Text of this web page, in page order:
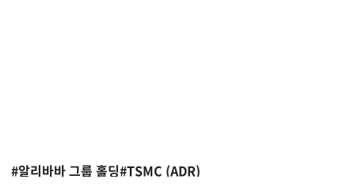
#알리바바 그룹 홀딩#TSMC (ADR)